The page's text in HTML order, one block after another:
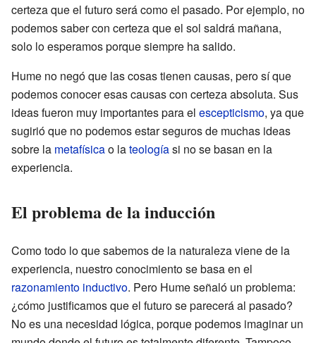
certeza que el futuro será como el pasado. Por ejemplo, no
podemos saber con certeza que el sol saldrá mañana,
solo lo esperamos porque siempre ha salido.
Hume no negó que las cosas tienen causas, pero sí que
podemos conocer esas causas con certeza absoluta. Sus
ideas fueron muy importantes para el escepticismo, ya que
sugirió que no podemos estar seguros de muchas ideas
sobre la metafísicao lateologíasi no se basan en la
experiencia.
El problema de la inducción
Como todo lo que sabemos de la naturaleza viene de la
experiencia, nuestro conocimiento se basa en el
razonamiento inductivo. Pero Hume señaló un problema:
¿cómo justificamos que el futuro se parecerá al pasado?
No es una necesidad lógica, porque podemos imaginar un